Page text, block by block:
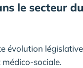
le secteur
évolution
sociale.